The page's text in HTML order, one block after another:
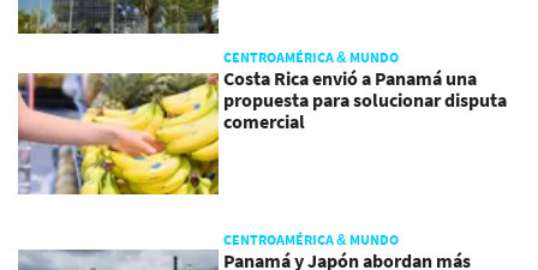
CENTROAMÉRICA & MUNDO
Costa Rica envió a Panamá una
propuesta para solucionar disputa
comercial
CENTROAMÉRICA & MUNDO
Panamá y Japón abordan más